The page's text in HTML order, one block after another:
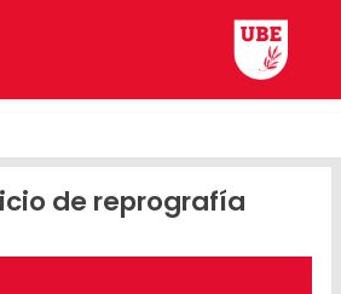
de reprografía